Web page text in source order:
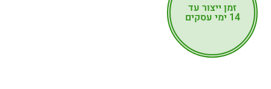
זמן ייצור עד
14 ימי עסקים